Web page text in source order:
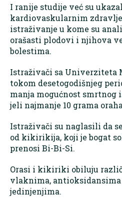
I ranije studije već su
kardiovaskularnim
istraživanje u kome su
orašasti plodovi i njihova
bolestima.
Istraživači sa
tokom desetogodišnjeg
manja mogućnost smrtnog
jeli najmanje 10 grama
Istraživači su naglasili da
od kikirikija, koji je bogat
prenosi Bi-Bi-Si.
Orasi i kikiriki obiluju
vlaknima,
jedinjenjima.